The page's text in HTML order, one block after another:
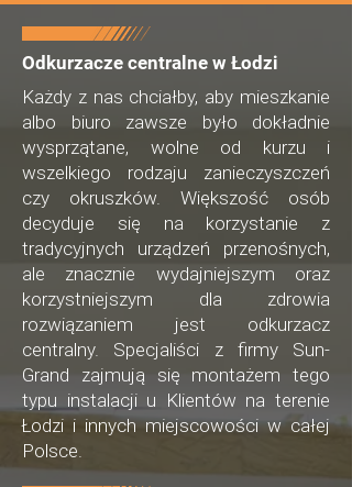
Odkurzacze centralne w Łodzi
Każdy z nas chciałby, aby mieszkanie
albo biuro zawsze było dokładnie
wysprzątane, wolne od kurzu i
wszelkiego rodzaju zanieczyszczeń
czy okruszków. Większość osób
decyduje się na korzystanie z
tradycyjnych urządzeń przenośnych,
ale znacznie wydajniejszym oraz
korzystniejszym dla zdrowia
rozwiązaniem jest odkurzacz
centralny. Specjaliści z firmy Sun-
Grand zajmują się montażem tego
typu instalacji u Klientów na terenie
Łodzi i innych miejscowości w całej
Polsce.